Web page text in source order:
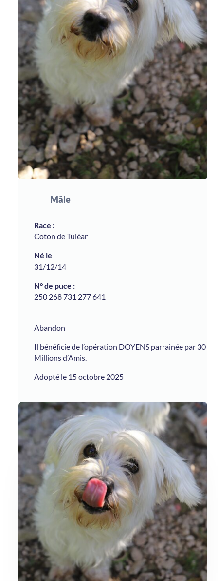
Mâle
Coton de Tuléar
31/12/14
250 268 731 277 641
Abandon
Il bénéficie de l’opération DOYENS parrainée par 30
Millions d’Amis.
Adopté le 15 octobre 2025